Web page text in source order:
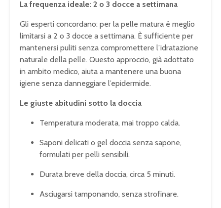
La frequenza ideale: 2 o 3 docce a settimana
Gli esperti concordano: per la pelle matura è meglio
limitarsi a 2 o 3 docce a settimana. È sufficiente per
mantenersi puliti senza compromettere l’idratazione
naturale della pelle. Questo approccio, già adottato
in ambito medico, aiuta a mantenere una buona
igiene senza danneggiare l’epidermide.
Le giuste abitudini sotto la doccia
Temperatura moderata, mai troppo calda.
Saponi delicati o gel doccia senza sapone,
formulati per pelli sensibili.
Durata breve della doccia, circa 5 minuti.
Asciugarsi tamponando, senza strofinare.